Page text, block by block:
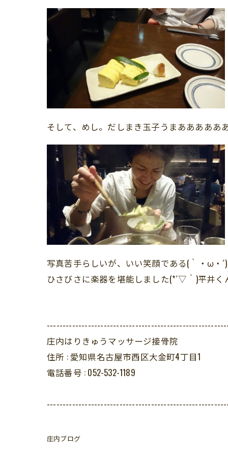
そして、めし。だしまき玉子うまあああああ
写真苦手らしいが、いい笑顔である(｀・ω・
ひさびさに楽器を堪能しました(*´▽｀)平井く
庄内はりきゅうマッサージ接骨院
住所 : 愛知県名古屋市西区大金町4丁目1
電話番号 : 052-532-1189
庄内ブログ